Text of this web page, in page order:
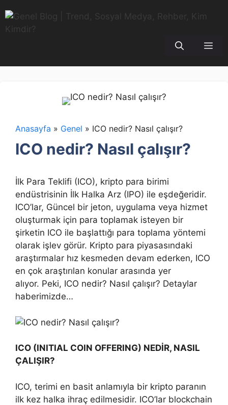
atla
Anasayfa » Genel » ICO nedir? Nasıl çalışır?
ICO nedir? Nasıl çalışır?
İlk Para Teklifi (ICO), kripto para birimi
endüstrisinin İlk Halka Arz (IPO) ile eşdeğeridir.
ICO’lar, Güncel bir jeton, uygulama veya hizmet
oluşturmak için para toplamak isteyen bir
şirketin ICO ile başlattığı para toplama yöntemi
olarak işlev görür. Kripto para piyasasındaki
araştırmalar hız kesmeden devam ederken, ICO
en çok araştırılan konular arasında yer
alıyor. Peki, ICO nedir? Nasıl çalışır? Detaylar
haberimizde…
ICO (INITIAL COIN OFFERING) NEDİR, NASIL
ÇALIŞIR?
ICO, terimi en basit anlamıyla bir kripto paranın
ilk kez halka ihraç edilmesidir. ICO’lar blockchain